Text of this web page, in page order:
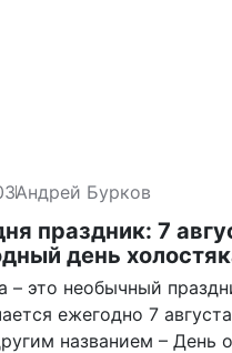
Андрей Бурков
праздник: 7
день
– это необычный
ежегодно 7
названием – День